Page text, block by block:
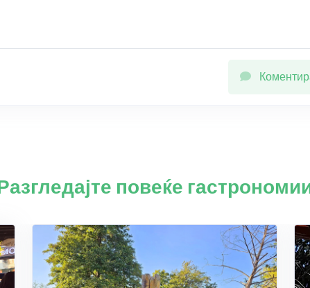
повеќе